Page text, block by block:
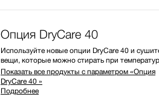
Опция DryCare 40
Используйте новые опции DryCare 40 и
вещи, которые можно стирать при
Показать все продукты с параметром «Опция
DryCare 40 »
Подробнее